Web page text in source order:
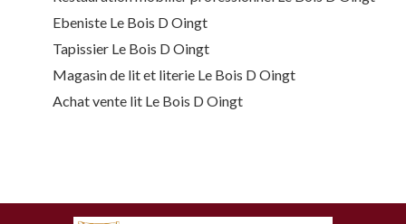
Ebeniste Le Bois D Oingt
Tapissier Le Bois D Oingt
Magasin de lit et literie Le Bois D Oingt
Achat vente lit Le Bois D Oingt